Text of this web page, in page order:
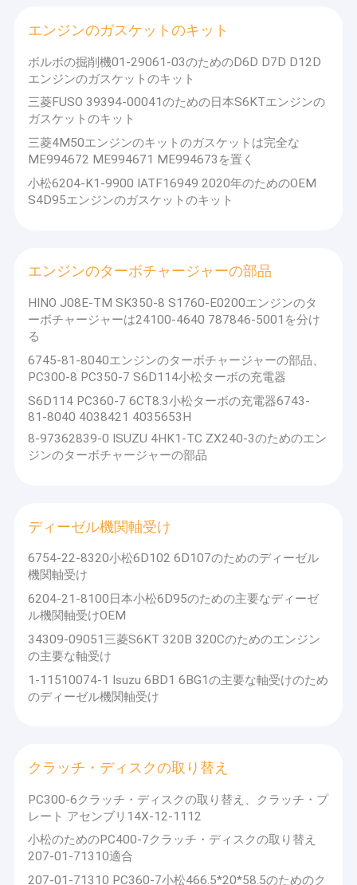
ホーム
製品
VRショー
企業情報
見積依頼
VR
エンジンは予備品を
エンジンのピストン・リング
シリンダーはさみ金のキット
エンジンのヘッド ガスケット
エンジンのガスケットのキット
エンジンのターボチャージャーの部品
エンジンの水ポンプ
オイルの抽出器ポンプ
エンジンのガスケットのキット
ボルボの掘削機01-29061-03のためのD6D D7D D12D
エンジンのガスケットのキット
三菱FUSO 39394-00041のための日本S6KTエンジンの
ガスケットのキット
三菱4M50エンジンのキットのガスケットは完全な
ME994672 ME994671 ME994673を置く
小松6204-K1-9900 IATF16949 2020年のためのOEM
S4D95エンジンのガスケットのキット
エンジンのターボチャージャーの部品
HINO J08E-TM SK350-8 S1760-E0200エンジンのタ
ーボチャージャーは24100-4640 787846-5001を分け
る
6745-81-8040エンジンのターボチャージャーの部品、
PC300-8 PC350-7 S6D114小松ターボの充電器
S6D114 PC360-7 6CT8.3小松ターボの充電器6743-
81-8040 4038421 4035653H
8-97362839-0 ISUZU 4HK1-TC ZX240-3のためのエン
ジンのターボチャージャーの部品
ディーゼル機関軸受け
6754-22-8320小松6D102 6D107のためのディーゼル
機関軸受け
6204-21-8100日本小松6D95のための主要なディーゼ
ル機関軸受けOEM
34309-09051三菱S6KT 320B 320Cのためのエンジン
の主要な軸受け
1-11510074-1 Isuzu 6BD1 6BG1の主要な軸受けのため
のディーゼル機関軸受け
クラッチ・ディスクの取り替え
PC300-6クラッチ・ディスクの取り替え、クラッチ・プ
レート アセンブリ14X-12-1112
小松のためのPC400-7クラッチ・ディスクの取り替え
207-01-71310適合
207-01-71310 PC360-7小松466.5*20*58.5のためのク
を専門にする。私達に国際的レベルの高度の生産および製造工程
衡学、物理的なおよび化学試験装置がある。質の目的として無欠
点運動と、プロダクトはOEMの標準およびユーロVの環境のエミ
ッション規格に合うことができる。
2017年に、日本FUSA Co.、株式会社は広州FUSAはさみ金Co.、
中国の総代理人として株式会社を中国の地方情勢を受け持つため
2つの主要なブランドがある:「FUSA」および「MAGURO」。全
体的で有名なエンジン部分の中心の製造者として、モデルは日本
人、アメリカの、ヨーロッパおよび韓国シリーズをカバーする。
「工夫の夢を造り」、あなたと踊ることの革新的な概念に付着す
る。私達は前進し、絶えず新技術、新製品を開発し続ける。私達
プ研がれた、省エネ、環境、有効な、信頼できる強力なエンジン
部分を開発するためにこの分野の他の全体的なパートナーと働く
ことを望む。